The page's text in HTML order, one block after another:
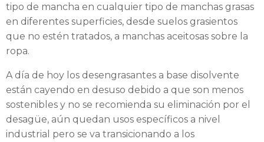
tipo de mancha en cualquier tipo de manchas grasas
en diferentes superficies, desde suelos grasientos
que no estén tratados, a manchas aceitosas sobre la
ropa.
A día de hoy los desengrasantes a base disolvente
están cayendo en desuso debido a que son menos
sostenibles y no se recomienda su eliminación por el
desagüe, aún quedan usos específicos a nivel
industrial pero se va transicionando a los